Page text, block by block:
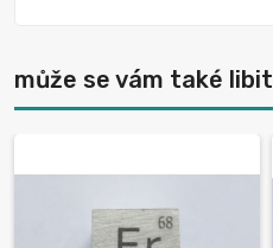
může se vám také libit